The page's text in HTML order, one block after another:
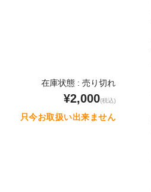
在庫状態 : 売り切れ
¥2,000(税込)
只今お取扱い出来ません